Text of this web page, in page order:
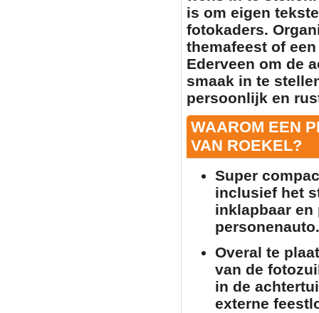
is om eigen
fotokaders.
themafeest of
Ederveen om de
smaak in te
persoonlijk en
WAAROM EEN
VAN ROEKEL?
Super
inclusief het
inklapbaar
personenauto.
Overal te
van de
in de
externe